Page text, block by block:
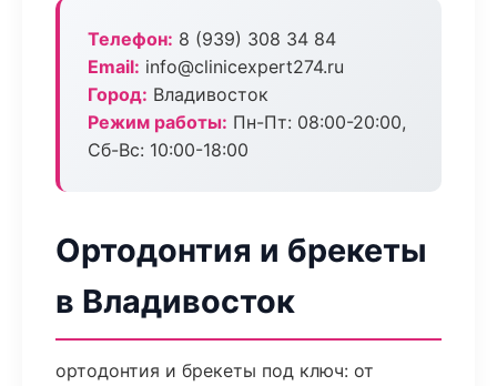
Телефон: 8 (939) 308 34 84
Email: info@clinicexpert274.ru
Город: Владивосток
Режим работы: Пн-Пт: 08:00-20:00,
Сб-Вс: 10:00-18:00
Ортодонтия и брекеты
в Владивосток
ортодонтия и брекеты под ключ: от